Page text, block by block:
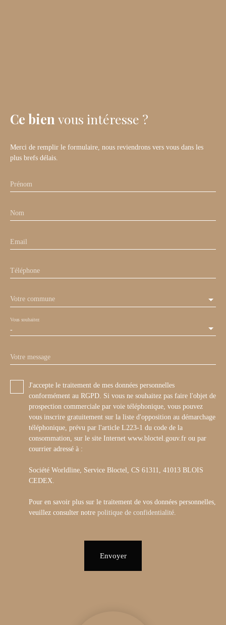
Ce bien vous intéresse ?
Merci de remplir le formulaire, nous reviendrons vers vous dans les
plus brefs délais.
Prénom
Nom
Email
Téléphone
Votre commune
-
Vous souhaitez
Votre message
J'accepte le traitement de mes données personnelles
conformément au RGPD. Si vous ne souhaitez pas faire l'objet de
prospection commerciale par voie téléphonique, vous pouvez
vous inscrire gratuitement sur la liste d'opposition au démarchage
téléphonique, prévu par l'article L223-1 du code de la
consommation, sur le site Internet www.bloctel.gouv.fr ou par
courrier adressé à :
Société Worldline, Service Bloctel, CS 61311, 41013 BLOIS
CEDEX.
Pour en savoir plus sur le traitement de vos données personnelles,
veuillez consulter notre politique de confidentialité
Envoyer